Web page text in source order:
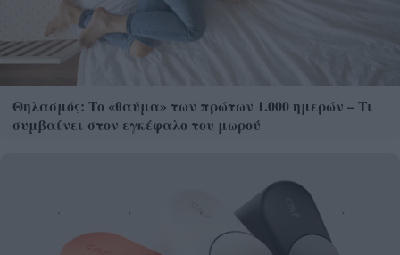
Θηλασμός: Το «θαύμα» των πρώτων 1.000 ημερών – Τι
συμβαίνει στον εγκέφαλο του μωρού